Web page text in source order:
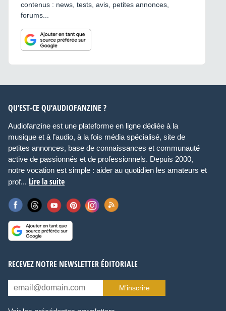
contenus : news, tests, avis, petites annonces,
forums...
QU’EST-CE QU’AUDIOFANZINE ?
Audiofanzine est une plateforme en ligne dédiée à la
musique et à l’audio, à la fois média spécialisé, site de
petites annonces, base de connaissances et communauté
active de passionnés et de professionnels. Depuis 2000,
notre vocation est simple : aider au quotidien les amateurs et
prof... Lire la suite
RECEVEZ NOTRE NEWSLETTER ÉDITORIALE
M’inscrire